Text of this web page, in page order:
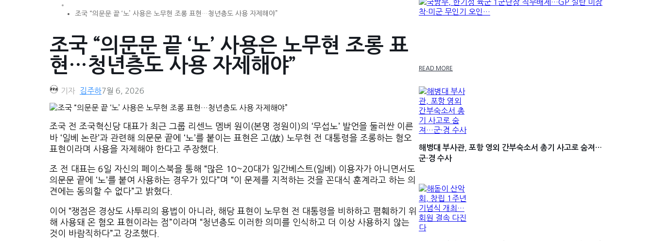
조국 “의문문 끝 ‘노’ 사용은 노무현 조롱 표현…청년층도 사용 자제해야”
조국 “의문문 끝 ‘노’ 사용은 노무현 조롱 표
현…청년층도 사용 자제해야”
기자 김주하7월 6, 2026
조국 전 조국혁신당 대표가 최근 그룹 리센느 멤버 원이(본명 정원이)의 ‘무섭노’ 발언을 둘러싼 이른
바 ‘일베 논란’과 관련해 의문문 끝에 ‘노’를 붙이는 표현은 고(故) 노무현 전 대통령을 조롱하는 혐오
표현이라며 사용을 자제해야 한다고 주장했다.
조 전 대표는 6일 자신의 페이스북을 통해 “많은 10~20대가 일간베스트(일베) 이용자가 아니면서도
의문문 끝에 ‘노’를 붙여 사용하는 경우가 있다”며 “이 문제를 지적하는 것을 꼰대식 훈계라고 하는 의
견에는 동의할 수 없다”고 밝혔다.
이어 “쟁점은 경상도 사투리의 용법이 아니라, 해당 표현이 노무현 전 대통령을 비하하고 폄훼하기 위
해 사용돼 온 혐오 표현이라는 점”이라며 “청년층도 이러한 의미를 인식하고 더 이상 사용하지 않는
것이 바람직하다”고 강조했다.
READ MORE
해병대 부사관, 포항 영외 간부숙소서 총기 사고로 숨져…
군·경 수사